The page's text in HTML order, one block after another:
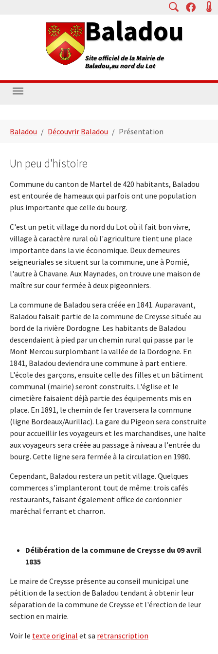
Baladou
Baladou Découvrir Baladou Présentation
Un peu d'histoire
Commune du canton de Martel de 420 habitants, Baladou
est entourée de hameaux qui parfois ont une population
plus importante que celle du bourg.
C'est un petit village du nord du Lot où il fait bon vivre,
village à caractère rural où l'agriculture tient une place
importante dans la vie économique. Deux demeures
seigneuriales se situent sur la commune, une à Pomié,
l'autre à Chavane. Aux Maynades, on trouve une maison de
maître sur cour fermée à deux pigeonniers.
La commune de Baladou sera créée en 1841. Auparavant,
Baladou faisait partie de la commune de Creysse située au
bord de la rivière Dordogne. Les habitants de Baladou
descendaient à pied par un chemin rural qui passe par le
Mont Mercou surplombant la vallée de la Dordogne. En
1841, Baladou deviendra une commune à part entiere.
L'école des garçons, ensuite celle des filles et un bâtiment
communal (mairie) seront construits. L'église et le
cimetière faisaient déjà partie des équipements mis en
place. En 1891, le chemin de fer traversera la commune
(ligne Bordeaux/Aurillac). La gare du Pigeon sera construite
pour accueillir les voyageurs et les marchandises, une halte
aux voyageurs sera créée au passage à niveau a l'entrée du
bourg. Cette ligne sera fermée à la circulation en 1980.
Cependant, Baladou restera un petit village. Quelques
commerces s'implanteront tout de même: trois cafés
restaurants, faisant également office de cordonnier
maréchal ferrant et charron.
Délibération de la commune de Creysse du 09 avril
1835
Le maire de Creysse présente au conseil municipal une
pétition de la section de Baladou tendant à obtenir leur
séparation de la commune de Creysse et l'érection de leur
section en mairie.
Voir le texte original et sa retranscription